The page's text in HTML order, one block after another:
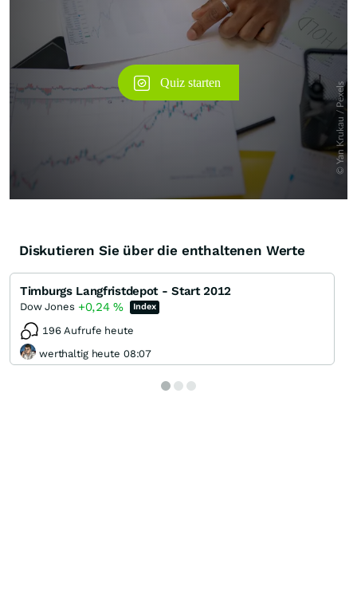
Diskutieren Sie über die enthaltenen Werte
Timburgs Langfristdepot - Start 2012
Dow Jones +0,24% Index
196 Aufrufe heute
werthaltig heute 08:07